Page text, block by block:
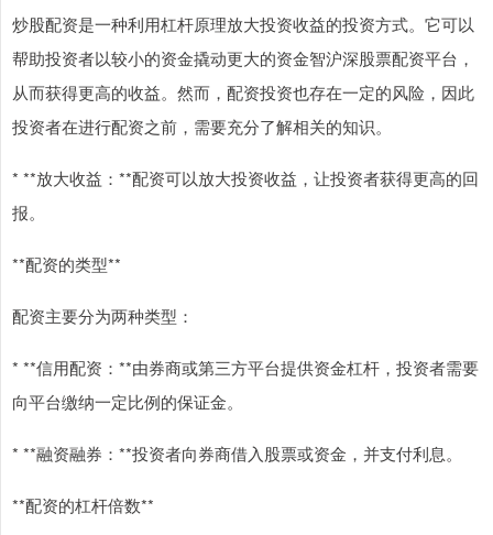
炒股配资是一种利用杠杆原理放大投资收益的投资方式。它可以
帮助投资者以较小的资金撬动更大的资金智沪深股票配资平台，
从而获得更高的收益。然而，配资投资也存在一定的风险，因此
投资者在进行配资之前，需要充分了解相关的知识。
* **放大收益：**配资可以放大投资收益，让投资者获得更高的回
报。
**配资的类型**
配资主要分为两种类型：
* **信用配资：**由券商或第三方平台提供资金杠杆，投资者需要
向平台缴纳一定比例的保证金。
* **融资融券：**投资者向券商借入股票或资金，并支付利息。
**配资的杠杆倍数**